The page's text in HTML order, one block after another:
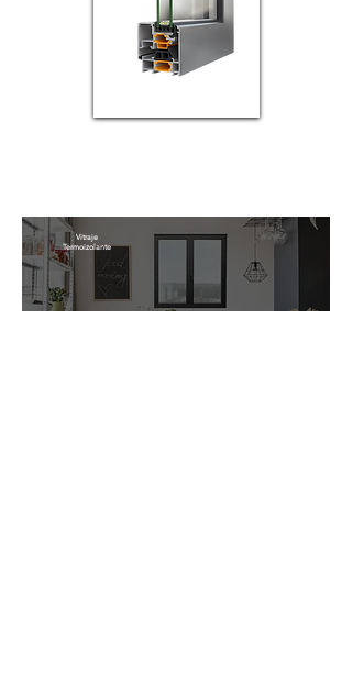
Vitraje
Termoizolante